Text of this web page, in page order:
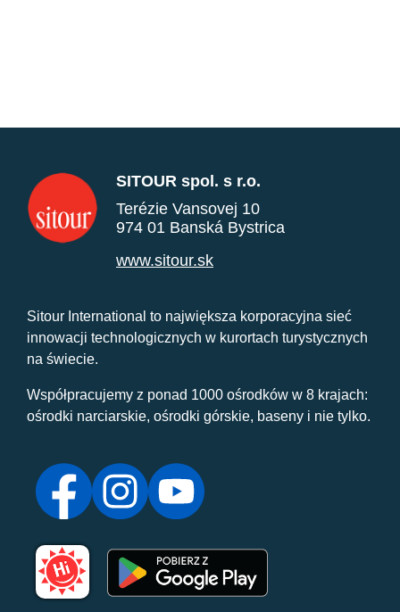
SITOUR spol. s r.o.
Terézie Vansovej 10
974 01 Banská Bystrica
www.sitour.sk
Sitour International to największa korporacyjna sieć
innowacji technologicznych w kurortach turystycznych
na świecie.
Współpracujemy z ponad 1000 ośrodków w 8 krajach:
ośrodki narciarskie, ośrodki górskie, baseny i nie tylko.